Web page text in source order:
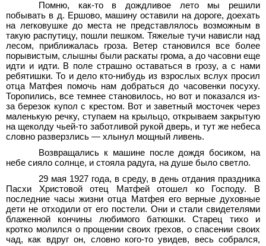
Помню, как-то в дождливое лето мы решили
побывать в д. Ершово, машину оставили на дороге, доехать
на легковушке до места не представлялось возможным в
такую распутицу, пошли пешком. Тяжелые тучи нависли над
лесом, приближалась гроза. Ветер становился все более
порывистым, слышны были раскаты грома, а до часовни еще
идти и идти. В поле страшно оставаться в грозу, а с нами
ребятишки. То и дело кто-нибудь из взрослых вслух просил
отца Матфея помочь нам добраться до часовенки посуху.
Торопились, все темнее становилось, но вот и показался из-
за березок купол с крестом. Вот и заветный мосточек через
маленькую речку, ступаем на крыльцо, открываем закрытую
на щеколду чьей-то заботливой рукой дверь, и тут же небеса
словно разверзлись — хлынул мощный ливень.
Возвращались к машине после дождя босиком, на
небе сияло солнце, и стояла радуга, на душе было светло.
29 мая 1927 года, в среду, в день отдания праздника
Пасхи Христовой отец Матфей отошел ко Господу. В
последние часы жизни отца Матфея его верные духовные
дети не отходили от его постели. Они и стали свидетелями
блаженной кончины любимого батюшки. Старец тихо и
кротко молился о прощении своих грехов, о спасении своих
чад, как вдруг он, словно кого-то увидев, весь собрался,